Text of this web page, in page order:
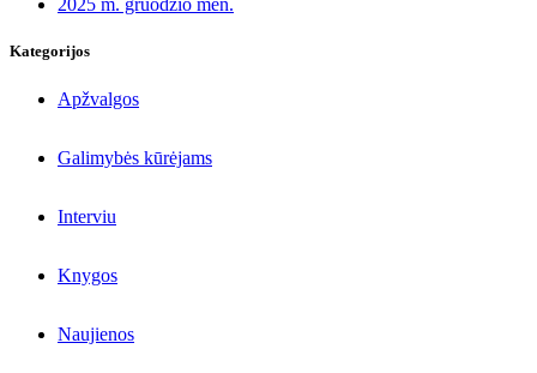
2025 m. gruodžio mėn.
Kategorijos
Apžvalgos
Galimybės kūrėjams
Interviu
Knygos
Naujienos